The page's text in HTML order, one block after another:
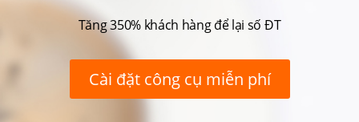
Tăng 350% khách hàng để lại số ĐT
Cài đặt công cụ miễn phí